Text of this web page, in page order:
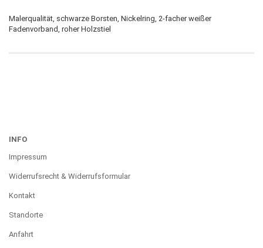
Malerqualität, schwarze Borsten, Nickelring, 2-facher weißer
Fadenvorband, roher Holzstiel
INFO
Impressum
Widerrufsrecht & Widerrufsformular
Kontakt
Standorte
Anfahrt